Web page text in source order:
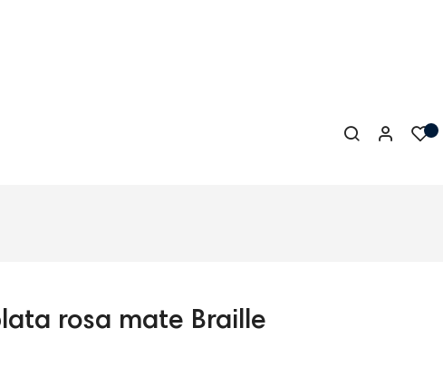
rosa mate Braille